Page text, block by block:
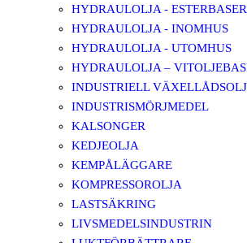
HYDRAULOLJA -
HYDRAULOLJA - INOMHUS
HYDRAULOLJA - UTOMHUS
HYDRAULOLJA –
INDUSTRIELL
INDUSTRISMÖRJMEDEL
KALSONGER
KEDJEOLJA
KEMPÅLÄGGARE
KOMPRESSOROLJA
LASTSÄKRING
LIVSMEDELSINDUSTRIN